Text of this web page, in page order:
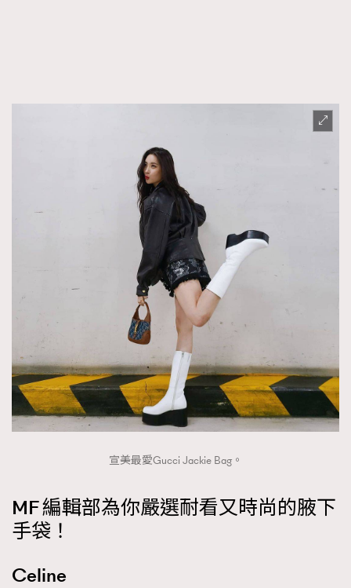
宣美最愛Gucci Jackie Bag。
MF 編輯部為你嚴選耐看又時尚的腋下
手袋！
Celine